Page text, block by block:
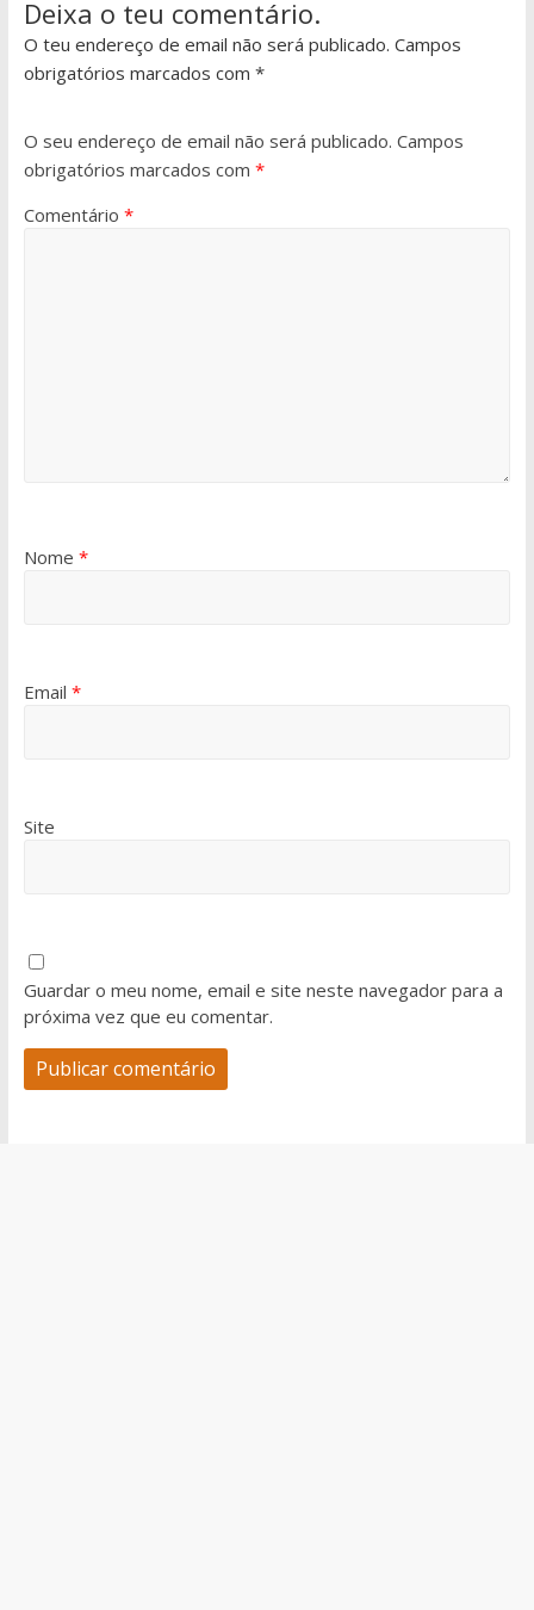
Deixa o teu comentário.
O teu endereço de email não será publicado. Campos
obrigatórios marcados com *
O seu endereço de email não será publicado. Campos
obrigatórios marcados com *
Comentário *
Nome *
Email *
Site
Guardar o meu nome, email e site neste navegador para a
próxima vez que eu comentar.